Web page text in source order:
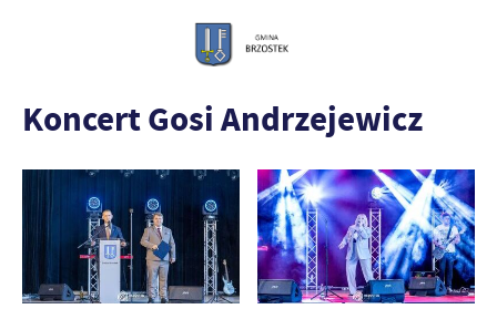
Koncert Gosi Andrzejewicz